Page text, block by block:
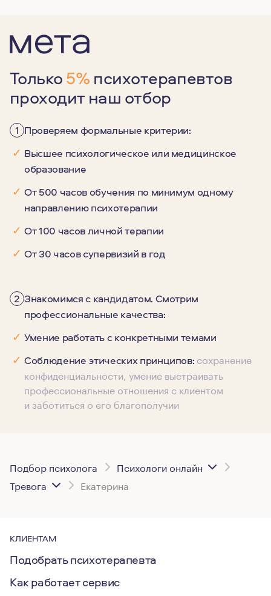
Только5% психотерапевтов
проходит наш отбор
1 Проверяем формальные критерии:
✓ Высшее психологическое или медицинское
образование
✓ От 500 часов обучения по минимум одному
направлению психотерапии
✓ От 100 часов личной терапии
✓ От 30 часов супервизий в год
2 Знакомимся с кандидатом. Смотрим
профессиональные качества:
✓ Умение работать с конкретными темами
✓ Соблюдение этических принципов: сохранение
конфиденциальности, умение выстраивать
профессиональные отношения с клиентом
и заботиться о его благополучии
Подбор психолога
Психологи онлайн
Тревога
Екатерина
КЛИЕНТАМ
Подобрать психотерапевта
Как работает сервис